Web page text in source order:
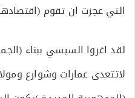
التي عجزت ان تقوم
لقد اغروا السيسي ببناء
لاتتعدى عمارات وشوارع